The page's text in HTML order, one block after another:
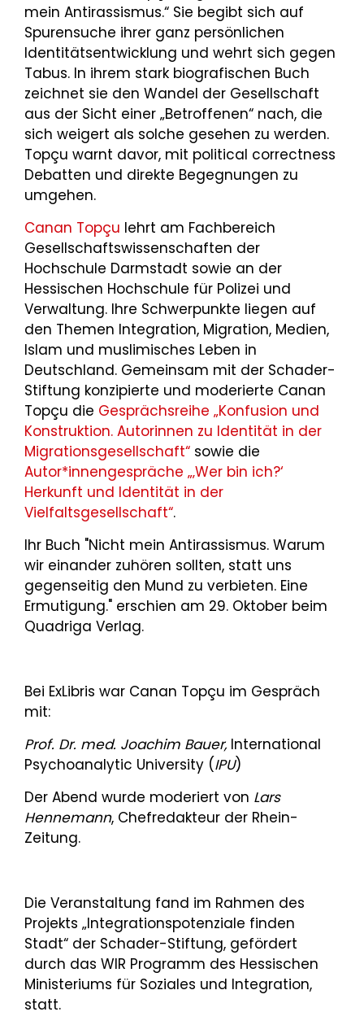
mein Antirassismus.“ Sie begibt sich auf
Spurensuche ihrer ganz persönlichen
Identitätsentwicklung und wehrt sich gegen
Tabus. In ihrem stark biografischen Buch
zeichnet sie den Wandel der Gesellschaft
aus der Sicht einer „Betroffenen“ nach, die
sich weigert als solche gesehen zu werden.
Topçu warnt davor, mit political correctness
Debatten und direkte Begegnungen zu
umgehen.
Canan Topçu lehrt am Fachbereich
Gesellschaftswissenschaften der
Hochschule Darmstadt sowie an der
Hessischen Hochschule für Polizei und
Verwaltung. Ihre Schwerpunkte liegen auf
den Themen Integration, Migration, Medien,
Islam und muslimisches Leben in
Deutschland. Gemeinsam mit der Schader-
Stiftung konzipierte und moderierte Canan
Topçu die Gesprächsreihe „Konfusion und
Konstruktion. Autorinnen zu Identität in der
Migrationsgesellschaft“ sowie die
Autor*innengespräche „‚Wer bin ich?‘
Herkunft und Identität in der
Vielfaltsgesellschaft“.
Ihr Buch "Nicht mein Antirassismus. Warum
wir einander zuhören sollten, statt uns
gegenseitig den Mund zu verbieten. Eine
Ermutigung." erschien am 29. Oktober beim
Quadriga Verlag.
Bei ExLibris war Canan Topçu im Gespräch
mit:
Prof. Dr. med. Joachim Bauer, International
Psychoanalytic University (IPU)
Der Abend wurde moderiert von Lars
Hennemann, Chefredakteur der Rhein-
Zeitung.
Die Veranstaltung fand im Rahmen des
Projekts „Integrationspotenziale finden
Stadt“ der Schader-Stiftung, gefördert
durch das WIR Programm des Hessischen
Ministeriums für Soziales und Integration,
statt.